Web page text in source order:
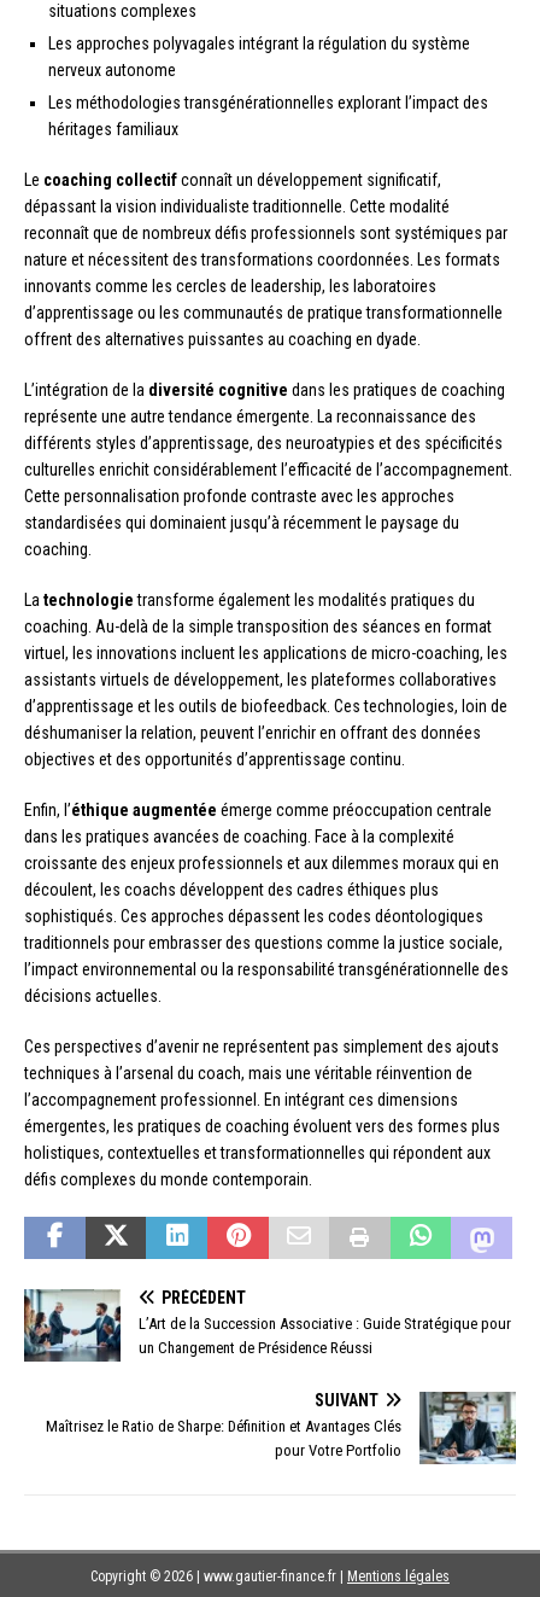
situations complexes
Les approches polyvagales intégrant la régulation du système
nerveux autonome
Les méthodologies transgénérationnelles explorant l’impact des
héritages familiaux
Le coaching collectifconnaît un développement significatif,
dépassant la vision individualiste traditionnelle. Cette modalité
reconnaît que de nombreux défis professionnels sont systémiques par
nature et nécessitent des transformations coordonnées. Les formats
innovants comme les cercles de leadership, les laboratoires
d’apprentissage ou les communautés de pratique transformationnelle
offrent des alternatives puissantes au coaching en dyade.
L’intégration de la diversité cognitive dans les pratiques de coaching
représente une autre tendance émergente. La reconnaissance des
différents styles d’apprentissage, des neuroatypies et des spécificités
culturelles enrichit considérablement l’efficacité de l’accompagnement.
Cette personnalisation profonde contraste avec les approches
standardisées qui dominaient jusqu’à récemment le paysage du
coaching.
La technologietransforme également les modalités pratiques du
coaching. Au-delà de la simple transposition des séances en format
virtuel, les innovations incluent les applications de micro-coaching, les
assistants virtuels de développement, les plateformes collaboratives
d’apprentissage et les outils de biofeedback. Ces technologies, loin de
déshumaniser la relation, peuvent l’enrichir en offrant des données
objectives et des opportunités d’apprentissage continu.
Enfin, l’éthique augmentée émerge comme préoccupation centrale
dans les pratiques avancées de coaching. Face à la complexité
croissante des enjeux professionnels et aux dilemmes moraux qui en
découlent, les coachs développent des cadres éthiques plus
sophistiqués. Ces approches dépassent les codes déontologiques
traditionnels pour embrasser des questions comme la justice sociale,
l’impact environnemental ou la responsabilité transgénérationnelle des
décisions actuelles.
Ces perspectives d’avenir ne représentent pas simplement des ajouts
techniques à l’arsenal du coach, mais une véritable réinvention de
l’accompagnement professionnel. En intégrant ces dimensions
émergentes, les pratiques de coaching évoluent vers des formes plus
holistiques, contextuelles et transformationnelles qui répondent aux
défis complexes du monde contemporain.
PRÉCÉDENT
L’Art de la Succession Associative : Guide Stratégique pour
un Changement de Présidence Réussi
SUIVANT
Maîtrisez le Ratio de Sharpe: Définition et Avantages Clés
pour Votre Portfolio
Copyright © 2026 | www.gautier-finance.fr Mentions légales